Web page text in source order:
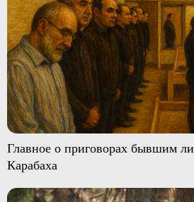
Главное о приговорах бывшим
Карабаха